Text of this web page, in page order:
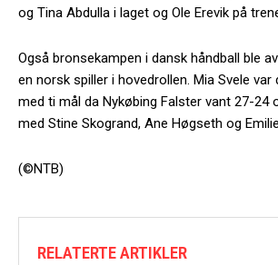
og Tina Abdulla i laget og Ole Erevik på
Også bronsekampen i dansk håndball ble
en norsk spiller i hovedrollen. Mia Svele var
med ti mål da Nykøbing Falster vant 27-24
med Stine Skogrand, Ane Høgseth og
(©NTB)
RELATERTE ARTIKLER